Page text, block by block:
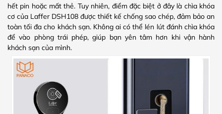
hết pin hoặc mất thẻ. Tuy nhiên, điểm đặc biệt ở đây là chìa khóa
cơ của Laffer DSH108 được thiết kế chống sao chép, đảm bảo an
toàn tối đa cho khách sạn. Không ai có thể lén lút đánh chìa khóa
để vào phòng trái phép, giúp bạn yên tâm hơn khi vận hành
khách sạn của mình.